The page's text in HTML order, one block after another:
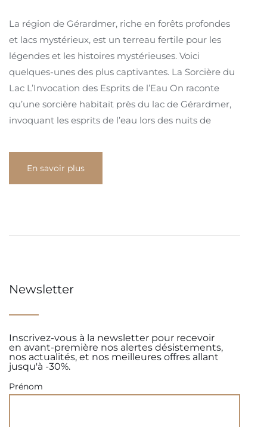
La région de Gérardmer, riche en forêts profondes
et lacs mystérieux, est un terreau fertile pour les
légendes et les histoires mystérieuses. Voici
quelques-unes des plus captivantes. La Sorcière du
Lac L’Invocation des Esprits de l’Eau On raconte
qu’une sorcière habitait près du lac de Gérardmer,
invoquant les esprits de l’eau lors des nuits de
En savoir plus
Newsletter
Inscrivez-vous à la newsletter pour recevoir
en avant-première nos alertes désistements,
nos actualités, et nos meilleures offres allant
jusqu'à -30%.
Prénom